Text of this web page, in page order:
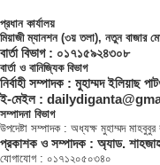
প্রধান কার্যালয়
মিয়াজী ম্যানশন (৩য় তলা), নতুন
বার্তা বিভাগ : ০১৭১৫৯২৪৩০৮
বার্তা ও বানিজ্যিক বিভাগ
নির্বাহী সম্পাদক : মুহাম্মদ ইলিয়াছ
ই-মেইল :
সম্পাদনা বিভাগ
উপদেষ্টা সম্পাদক : অধ্যক্ষ মুহাম্মদ মাহবুবুর
প্রকাশক ও সম্পাদক : অ্যাড.
যোগাযোগ : ০১৭১২০৫০৩৪০